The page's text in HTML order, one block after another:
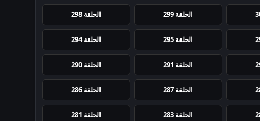
الحلقة 299 الحلقة 298
الحلقة 295 الحلقة 294
الحلقة 291 الحلقة 290
الحلقة 287 الحلقة 286
الحلقة 283 الحلقة 281